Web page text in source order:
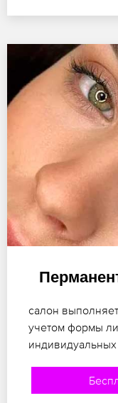
салон
учетом формы